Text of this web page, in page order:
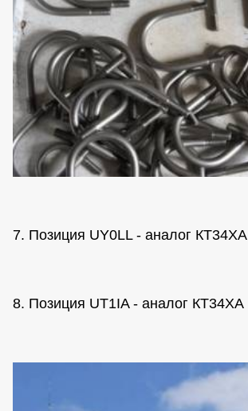
7. Позиция UY0LL - аналог КТ34ХА
8. Позиция UT1IA - аналог КТ34ХА